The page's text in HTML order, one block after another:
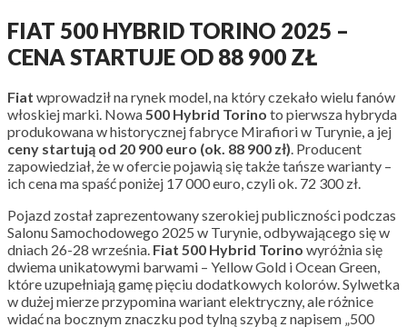
FIAT 500 HYBRID TORINO 2025 –
CENA STARTUJE OD 88 900 ZŁ
Fiat wprowadził na rynek model, na który czekało wielu fanów
włoskiej marki. Nowa 500 Hybrid Torino to pierwsza hybryda
produkowana w historycznej fabryce Mirafiori w Turynie, a jej
ceny startują od 20 900 euro (ok. 88 900 zł) . Producent
zapowiedział, że w ofercie pojawią się także tańsze warianty –
ich cena ma spaść poniżej 17 000 euro, czyli ok. 72 300 zł.
Pojazd został zaprezentowany szerokiej publiczności podczas
Salonu Samochodowego 2025 w Turynie, odbywającego się w
dniach 26-28 września. Fiat 500 Hybrid Torino wyróżnia się
dwiema unikatowymi barwami – Yellow Gold i Ocean Green,
które uzupełniają gamę pięciu dodatkowych kolorów. Sylwetka
w dużej mierze przypomina wariant elektryczny, ale różnice
widać na bocznym znaczku pod tylną szybą z napisem „500